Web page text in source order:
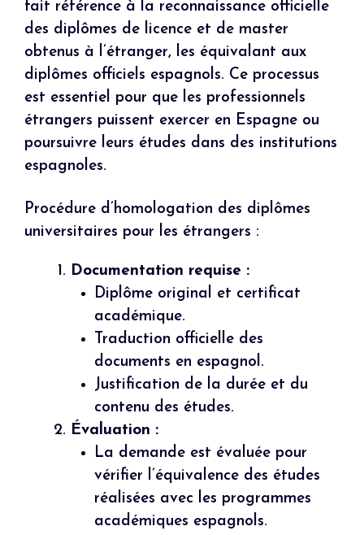
fait référence à la reconnaissance officielle
des diplômes de licence et de master
obtenus à l’étranger, les équivalant aux
diplômes officiels espagnols. Ce processus
est essentiel pour que les professionnels
étrangers puissent exercer en Espagne ou
poursuivre leurs études dans des institutions
espagnoles.
Procédure d’homologation des diplômes
universitaires pour les étrangers :
Documentation requise :
Diplôme original et certificat
académique.
Traduction officielle des
documents en espagnol.
Justification de la durée et du
contenu des études.
Évaluation :
La demande est évaluée pour
vérifier l’équivalence des études
réalisées avec les programmes
académiques espagnols.